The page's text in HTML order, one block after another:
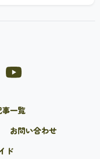
事一覧
お問い合わせ
ド